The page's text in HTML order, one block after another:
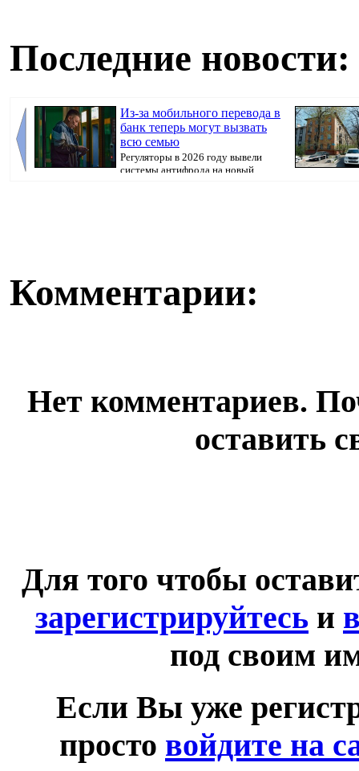
Последние новости:
Из-за мобильного перевода в
банк теперь могут вызвать
всю семью
Регуляторы в 2026 году вывели
системы антифрода на новый
Комментарии:
Нет комментариев.
оставить
Для того чтобы
зарегистрируйтесь и
под своим
Если Вы уже
просто войдите на